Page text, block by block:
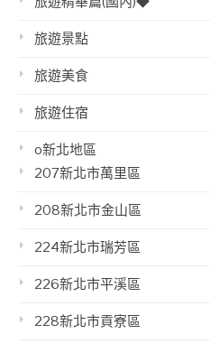
旅遊景點
旅遊美食
旅遊住宿
o新北地區
207新北市萬里區
208新北市金山區
224新北市瑞芳區
226新北市平溪區
228新北市貢寮區